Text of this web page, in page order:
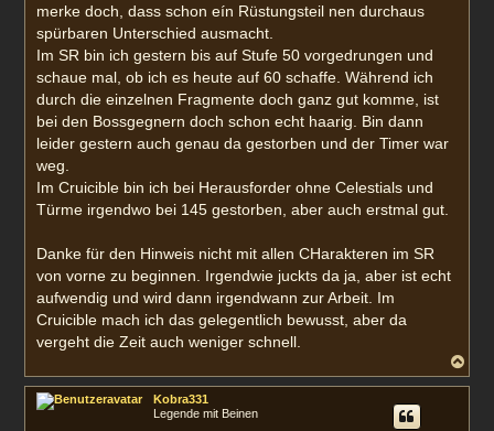
merke doch, dass schon eín Rüstungsteil nen durchaus
spürbaren Unterschied ausmacht.
Im SR bin ich gestern bis auf Stufe 50 vorgedrungen und
schaue mal, ob ich es heute auf 60 schaffe. Während ich
durch die einzelnen Fragmente doch ganz gut komme, ist
bei den Bossgegnern doch schon echt haarig. Bin dann
leider gestern auch genau da gestorben und der Timer war
weg.
Im Cruicible bin ich bei Herausforder ohne Celestials und
Türme irgendwo bei 145 gestorben, aber auch erstmal gut.
Danke für den Hinweis nicht mit allen CHarakteren im SR
von vorne zu beginnen. Irgendwie juckts da ja, aber ist echt
aufwendig und wird dann irgendwann zur Arbeit. Im
Cruicible mach ich das gelegentlich bewusst, aber da
vergeht die Zeit auch weniger schnell.
a
c
Kobra331
Legende mit Beinen